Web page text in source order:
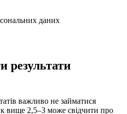
даних
результати
важливо не займатися
вище 2,5–3 може свідчити про